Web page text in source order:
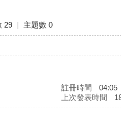
29 | 主題數 0
註冊時間
04:05
上次發表時間